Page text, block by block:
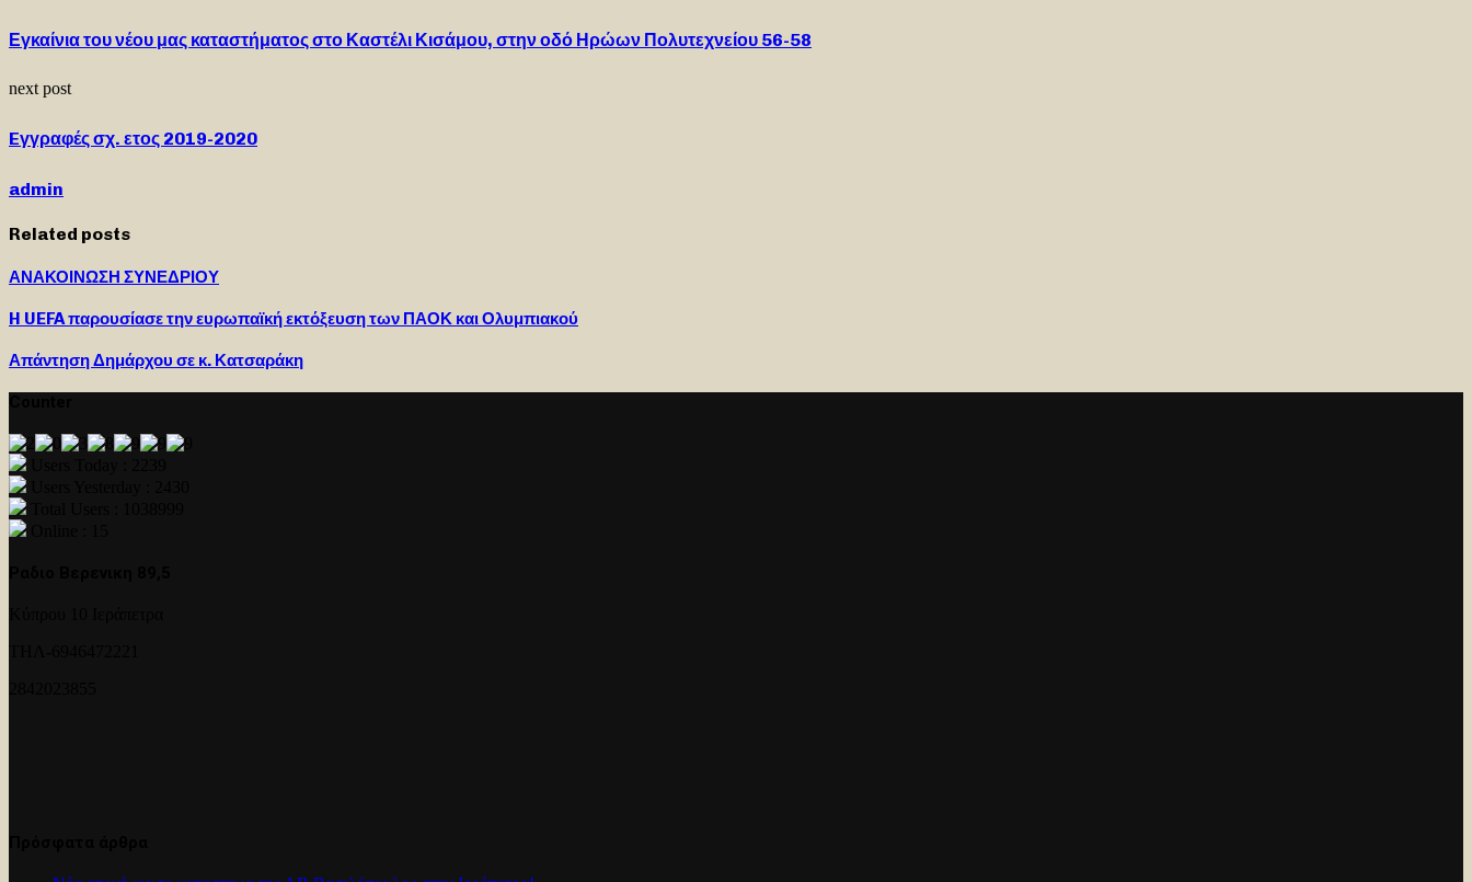
Εγκαίνια του νέου μας καταστήματος στο Καστέλι Κισάμου, στην οδό Ηρώων Πολυτεχνείου 56-58
next post
Eγγραφές σχ. ετος 2019-2020
admin
Related posts
ΑΝΑΚΟΙΝΩΣΗ ΣΥΝΕΔΡΙΟΥ
H UEFA παρουσίασε την ευρωπαϊκή εκτόξευση των ΠΑΟΚ και Ολυμπιακού
Απάντηση Δημάρχου σε κ. Κατσαράκη